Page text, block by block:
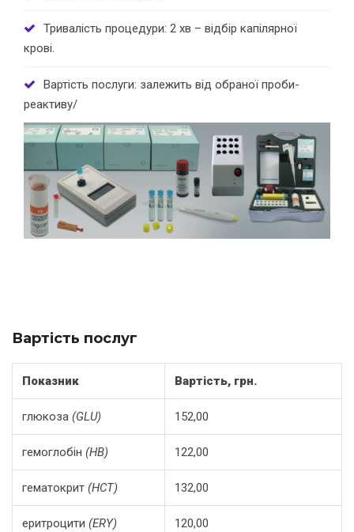
Тривалість процедури: 2 хв – відбір капілярної
крові.
Вартість послуги: залежить від обраної проби-
реактиву/
Вартість послуг
Показник Вартість, грн.
глюкоза (GLU) 152,00
гемоглобін (HB) 122,00
гематокрит (HCT) 132,00
еритроцити (ERY) 120,00